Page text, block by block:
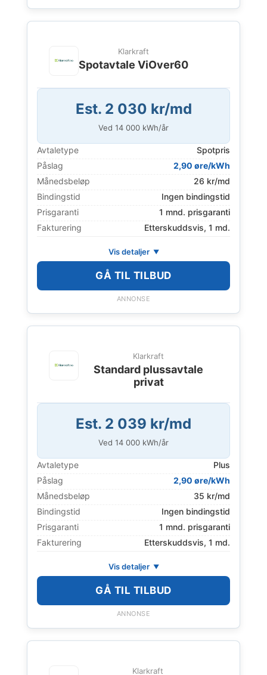
Klarkraft
Spotavtale ViOver60
Est. 2 030 kr/md
Ved 14 000 kWh/år
Avtaletype
Spotpris
Påslag
2,90 øre/kWh
Månedsbeløp
26 kr/md
Bindingstid
Ingen bindingstid
Prisgaranti
1 mnd. prisgaranti
Fakturering
Etterskuddsvis, 1 md.
Vis detaljer
GÅ TIL TILBUD
ANNONSE
Klarkraft
Standard plussavtale
privat
Est. 2 039 kr/md
Ved 14 000 kWh/år
Avtaletype
Plus
Påslag
2,90 øre/kWh
Månedsbeløp
35 kr/md
Bindingstid
Ingen bindingstid
Prisgaranti
1 mnd. prisgaranti
Fakturering
Etterskuddsvis, 1 md.
Vis detaljer
GÅ TIL TILBUD
ANNONSE
Klarkraft